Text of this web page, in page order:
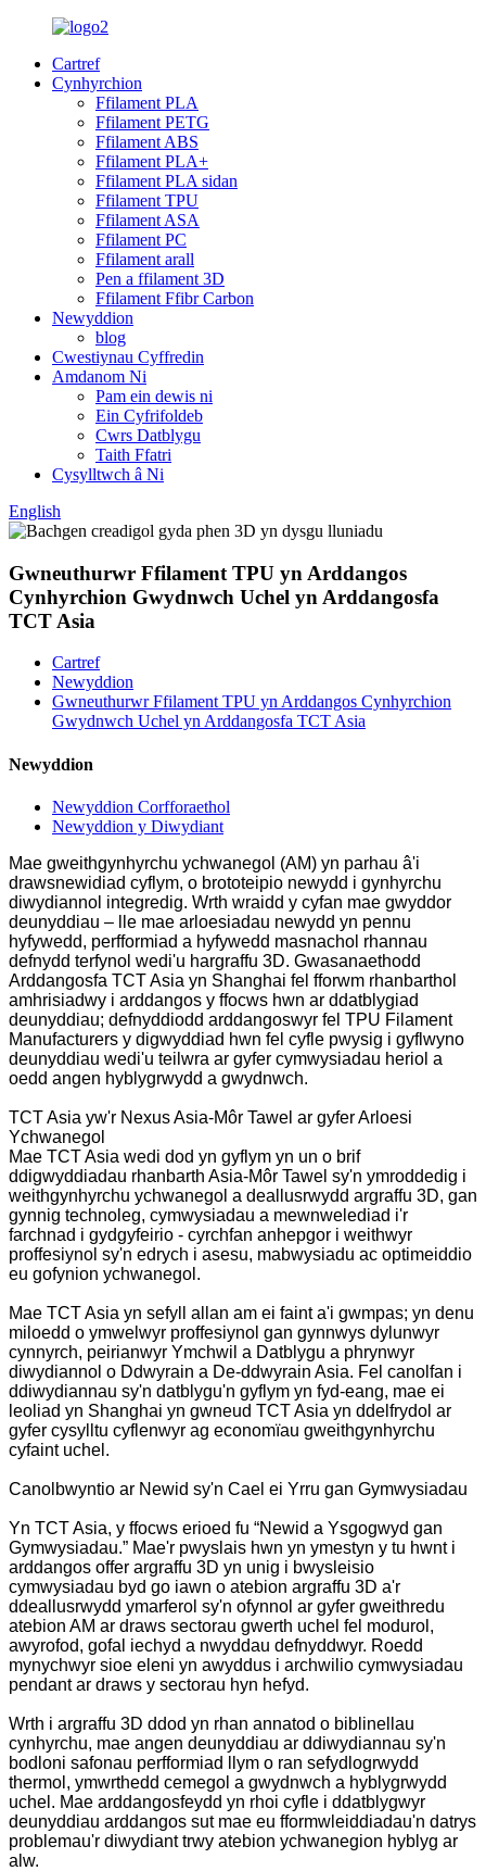
Cartref
Cynhyrchion
Ffilament PLA
Ffilament PETG
Ffilament ABS
Ffilament PLA+
Ffilament PLA sidan
Ffilament TPU
Ffilament ASA
Ffilament PC
Ffilament arall
Pen a ffilament 3D
Ffilament Ffibr Carbon
Newyddion
blog
Cwestiynau Cyffredin
Amdanom Ni
Pam ein dewis ni
Ein Cyfrifoldeb
Cwrs Datblygu
Taith Ffatri
Cysylltwch â Ni
English
Gwneuthurwr Ffilament TPU yn Arddangos
Cynhyrchion Gwydnwch Uchel yn Arddangosfa
TCT Asia
Cartref
Newyddion
Gwneuthurwr Ffilament TPU yn Arddangos Cynhyrchion
Gwydnwch Uchel yn Arddangosfa TCT Asia
Newyddion
Newyddion Corfforaethol
Newyddion y Diwydiant
Mae gweithgynhyrchu ychwanegol (AM) yn parhau â'i
drawsnewidiad cyflym, o brototeipio newydd i gynhyrchu
diwydiannol integredig. Wrth wraidd y cyfan mae gwyddor
deunyddiau – lle mae arloesiadau newydd yn pennu
hyfywedd, perfformiad a hyfywedd masnachol rhannau
defnydd terfynol wedi'u hargraffu 3D. Gwasanaethodd
Arddangosfa TCT Asia yn Shanghai fel fforwm rhanbarthol
amhrisiadwy i arddangos y ffocws hwn ar ddatblygiad
deunyddiau; defnyddiodd arddangoswyr fel TPU Filament
Manufacturers y digwyddiad hwn fel cyfle pwysig i gyflwyno
deunyddiau wedi'u teilwra ar gyfer cymwysiadau heriol a
oedd angen hyblygrwydd a gwydnwch.
TCT Asia yw'r Nexus Asia-Môr Tawel ar gyfer Arloesi
Ychwanegol
Mae TCT Asia wedi dod yn gyflym yn un o brif
ddigwyddiadau rhanbarth Asia-Môr Tawel sy'n ymroddedig i
weithgynhyrchu ychwanegol a deallusrwydd argraffu 3D, gan
gynnig technoleg, cymwysiadau a mewnwelediad i'r
farchnad i gydgyfeirio - cyrchfan anhepgor i weithwyr
proffesiynol sy'n edrych i asesu, mabwysiadu ac optimeiddio
eu gofynion ychwanegol.
Mae TCT Asia yn sefyll allan am ei faint a'i gwmpas; yn denu
miloedd o ymwelwyr proffesiynol gan gynnwys dylunwyr
cynnyrch, peirianwyr Ymchwil a Datblygu a phrynwyr
diwydiannol o Ddwyrain a De-ddwyrain Asia. Fel canolfan i
ddiwydiannau sy'n datblygu'n gyflym yn fyd-eang, mae ei
leoliad yn Shanghai yn gwneud TCT Asia yn ddelfrydol ar
gyfer cysylltu cyflenwyr ag economïau gweithgynhyrchu
cyfaint uchel.
Canolbwyntio ar Newid sy'n Cael ei Yrru gan Gymwysiadau
Yn TCT Asia, y ffocws erioed fu “Newid a Ysgogwyd gan
Gymwysiadau.” Mae'r pwyslais hwn yn ymestyn y tu hwnt i
arddangos offer argraffu 3D yn unig i bwysleisio
cymwysiadau byd go iawn o atebion argraffu 3D a'r
ddeallusrwydd ymarferol sy'n ofynnol ar gyfer gweithredu
atebion AM ar draws sectorau gwerth uchel fel modurol,
awyrofod, gofal iechyd a nwyddau defnyddwyr. Roedd
mynychwyr sioe eleni yn awyddus i archwilio cymwysiadau
pendant ar draws y sectorau hyn hefyd.
Wrth i argraffu 3D ddod yn rhan annatod o biblinellau
cynhyrchu, mae angen deunyddiau ar ddiwydiannau sy'n
bodloni safonau perfformiad llym o ran sefydlogrwydd
thermol, ymwrthedd cemegol a gwydnwch a hyblygrwydd
uchel. Mae arddangosfeydd yn rhoi cyfle i ddatblygwyr
deunyddiau arddangos sut mae eu fformwleiddiadau'n datrys
problemau'r diwydiant trwy atebion ychwanegion hyblyg ar
alw.